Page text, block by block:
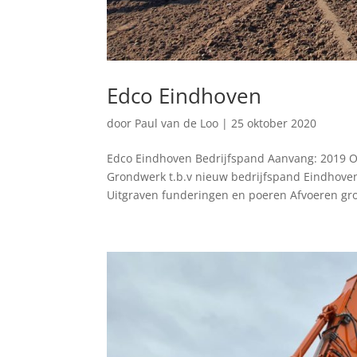
Edco Eindhoven
door Paul van de Loo | 25 oktober 2020
Edco Eindhoven Bedrijfspand Aanvang: 2019
Grondwerk t.b.v nieuw bedrijfspand
Uitgraven funderingen en poeren Afvoeren